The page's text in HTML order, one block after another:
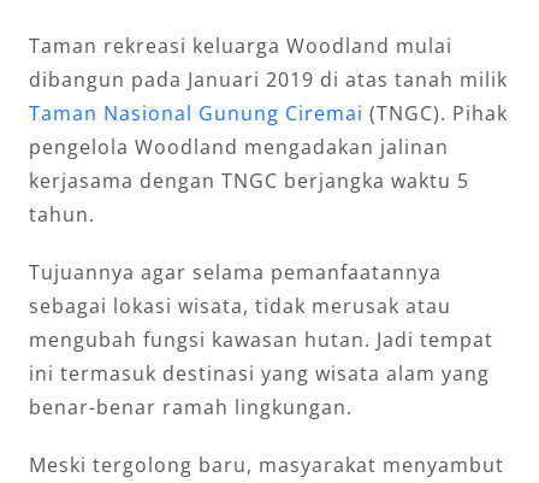
Taman rekreasi keluarga Woodland mulai
dibangun pada Januari 2019 di atas tanah milik
Taman Nasional Gunung Ciremai (TNGC). Pihak
pengelola Woodland mengadakan jalinan
kerjasama dengan TNGC berjangka waktu 5
tahun.
Tujuannya agar selama pemanfaatannya
sebagai lokasi wisata, tidak merusak atau
mengubah fungsi kawasan hutan. Jadi tempat
ini termasuk destinasi yang wisata alam yang
benar-benar ramah lingkungan.
Meski tergolong baru, masyarakat menyambut